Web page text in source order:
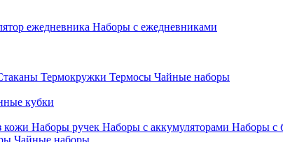
ежедневника Наборы с ежедневниками
Термокружки Термосы Чайные наборы
кубки
кожи Наборы ручек Наборы с аккумуляторами Наборы с
Чайные наборы